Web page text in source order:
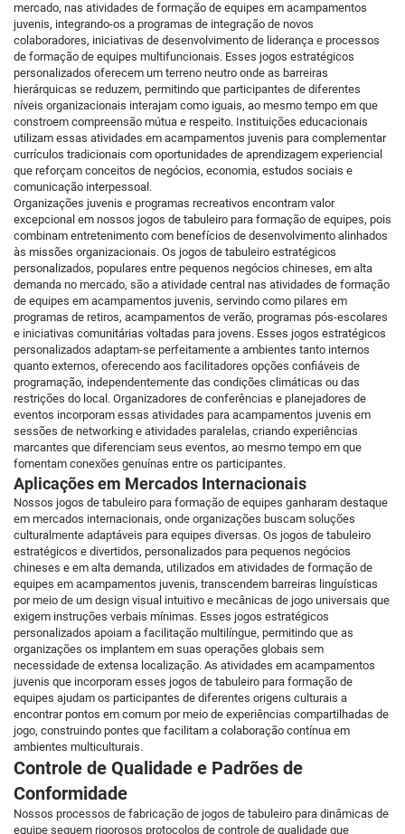
mercado, nas atividades de formação de equipes em acampamentos
juvenis, integrando-os a programas de integração de novos
colaboradores, iniciativas de desenvolvimento de liderança e processos
de formação de equipes multifuncionais. Esses jogos estratégicos
personalizados oferecem um terreno neutro onde as barreiras
hierárquicas se reduzem, permitindo que participantes de diferentes
níveis organizacionais interajam como iguais, ao mesmo tempo em que
constroem compreensão mútua e respeito. Instituições educacionais
utilizam essas atividades em acampamentos juvenis para complementar
currículos tradicionais com oportunidades de aprendizagem experiencial
que reforçam conceitos de negócios, economia, estudos sociais e
comunicação interpessoal.
Organizações juvenis e programas recreativos encontram valor
excepcional em nossos jogos de tabuleiro para formação de equipes, pois
combinam entretenimento com benefícios de desenvolvimento alinhados
às missões organizacionais. Os jogos de tabuleiro estratégicos
personalizados, populares entre pequenos negócios chineses, em alta
demanda no mercado, são a atividade central nas atividades de formação
de equipes em acampamentos juvenis, servindo como pilares em
programas de retiros, acampamentos de verão, programas pós-escolares
e iniciativas comunitárias voltadas para jovens. Esses jogos estratégicos
personalizados adaptam-se perfeitamente a ambientes tanto internos
quanto externos, oferecendo aos facilitadores opções confiáveis de
programação, independentemente das condições climáticas ou das
restrições do local. Organizadores de conferências e planejadores de
eventos incorporam essas atividades para acampamentos juvenis em
sessões de networking e atividades paralelas, criando experiências
marcantes que diferenciam seus eventos, ao mesmo tempo em que
fomentam conexões genuínas entre os participantes.
Aplicações em Mercados Internacionais
Nossos jogos de tabuleiro para formação de equipes ganharam destaque
em mercados internacionais, onde organizações buscam soluções
culturalmente adaptáveis para equipes diversas. Os jogos de tabuleiro
estratégicos e divertidos, personalizados para pequenos negócios
chineses e em alta demanda, utilizados em atividades de formação de
equipes em acampamentos juvenis, transcendem barreiras linguísticas
por meio de um design visual intuitivo e mecânicas de jogo universais que
exigem instruções verbais mínimas. Esses jogos estratégicos
personalizados apoiam a facilitação multilíngue, permitindo que as
organizações os implantem em suas operações globais sem
necessidade de extensa localização. As atividades em acampamentos
juvenis que incorporam esses jogos de tabuleiro para formação de
equipes ajudam os participantes de diferentes origens culturais a
encontrar pontos em comum por meio de experiências compartilhadas de
jogo, construindo pontes que facilitam a colaboração contínua em
ambientes multiculturais.
Controle de Qualidade e Padrões de
Conformidade
Nossos processos de fabricação de jogos de tabuleiro para dinâmicas de
equipe seguem rigorosos protocolos de controle de qualidade que